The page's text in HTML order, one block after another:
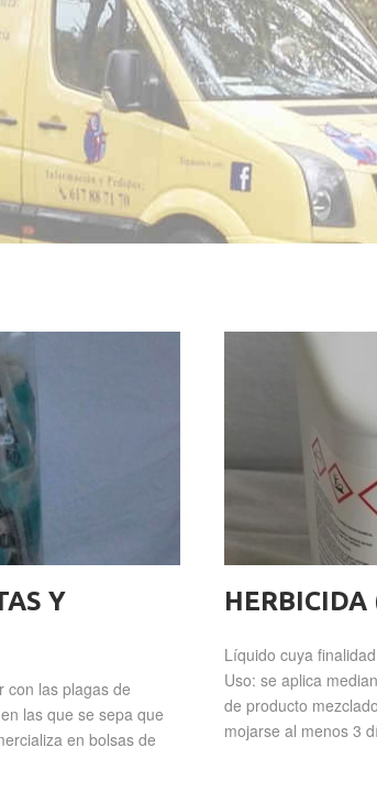
Y
con las plagas de
las que se sepa que
en bolsas de
HERBICIDA
Líquido cuya
Uso: se aplica
de producto
mojarse al menos 3